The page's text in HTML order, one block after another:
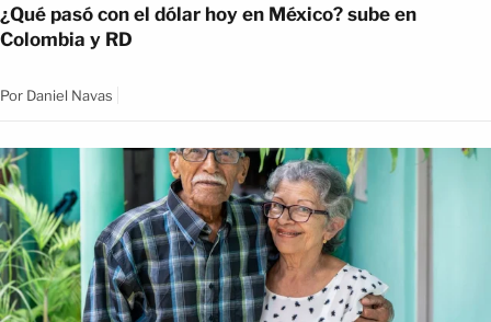
¿Qué pasó con el dólar hoy en México? sube en
Colombia y RD
Por Daniel Navas